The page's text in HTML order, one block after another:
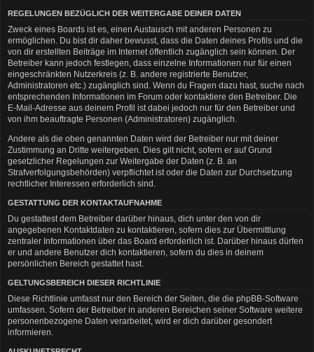
REGELUNGEN BEZÜGLICH DER WEITERGABE DEINER DATEN
Zweck eines Boards ist es, einen Austausch mit anderen Personen zu
ermöglichen. Du bist dir daher bewusst, dass die Daten deines Profils und die
von dir erstellten Beiträge im Internet öffentlich zugänglich sein können. Der
Betreiber kann jedoch festlegen, dass einzelne Informationen nur für einen
eingeschränkten Nutzerkreis (z. B. andere registrierte Benutzer,
Administratoren etc.) zugänglich sind. Wenn du Fragen dazu hast, suche nach
entsprechenden Informationen im Forum oder kontaktiere den Betreiber. Die
E-Mail-Adresse aus deinem Profil ist dabei jedoch nur für den Betreiber und
von ihm beauftragte Personen (Administratoren) zugänglich.
Andere als die oben genannten Daten wird der Betreiber nur mit deiner
Zustimmung an Dritte weitergeben. Dies gilt nicht, sofern er auf Grund
gesetzlicher Regelungen zur Weitergabe der Daten (z. B. an
Strafverfolgungsbehörden) verpflichtet ist oder die Daten zur Durchsetzung
rechtlicher Interessen erforderlich sind.
GESTATTUNG DER KONTAKTAUFNAHME
Du gestattest dem Betreiber darüber hinaus, dich unter den von dir
angegebenen Kontaktdaten zu kontaktieren, sofern dies zur Übermittlung
zentraler Informationen über das Board erforderlich ist. Darüber hinaus dürfen
er und andere Benutzer dich kontaktieren, sofern du dies in deinem
persönlichen Bereich gestattet hast.
GELTUNGSBEREICH DIESER RICHTLINIE
Diese Richtlinie umfasst nur den Bereich der Seiten, die die phpBB-Software
umfassen. Sofern der Betreiber in anderen Bereichen seiner Software weitere
personenbezogene Daten verarbeitet, wird er dich darüber gesondert
informieren.